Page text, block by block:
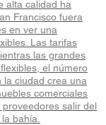
alta calidad ha
Francisco fuera
en ver una
Las tarifas
las grandes
el número
ciudad crea una
comerciales
salir del
bahía.